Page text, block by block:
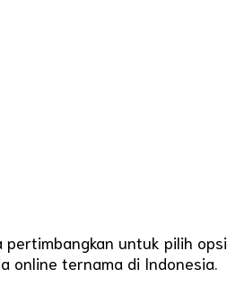
pertimbangkan untuk pilih opsi
online ternama di Indonesia.